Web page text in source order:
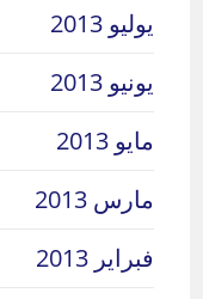
يوليو 2013
يونيو 2013
مايو 2013
مارس 2013
فبراير 2013